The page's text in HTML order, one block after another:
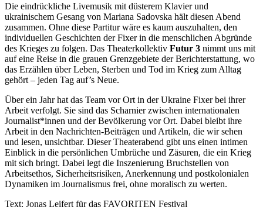
Die eindrückliche Livemusik mit düsterem Klavier und
ukrainischem Gesang von Mariana Sadovska hält diesen Abend
zusammen. Ohne diese Partitur wäre es kaum auszuhalten, den
individuellen Geschichten der Fixer in die menschlichen Abgründe
des Krieges zu folgen. Das Theaterkollektiv Futur 3 nimmt uns mit
auf eine Reise in die grauen Grenzgebiete der Berichterstattung, wo
das Erzählen über Leben, Sterben und Tod im Krieg zum Alltag
gehört – jeden Tag auf’s Neue.
Über ein Jahr hat das Team vor Ort in der Ukraine Fixer bei ihrer
Arbeit verfolgt. Sie sind das Scharnier zwischen internationalen
Journalist*innen und der Bevölkerung vor Ort. Dabei bleibt ihre
Arbeit in den Nachrichten-Beiträgen und Artikeln, die wir sehen
und lesen, unsichtbar. Dieser Theaterabend gibt uns einen intimen
Einblick in die persönlichen Umbrüche und Zäsuren, die ein Krieg
mit sich bringt. Dabei legt die Inszenierung Bruchstellen von
Arbeitsethos, Sicherheitsrisiken, Anerkennung und postkolonialen
Dynamiken im Journalismus frei, ohne moralisch zu werten.
Text: Jonas Leifert für das FAVORITEN Festival